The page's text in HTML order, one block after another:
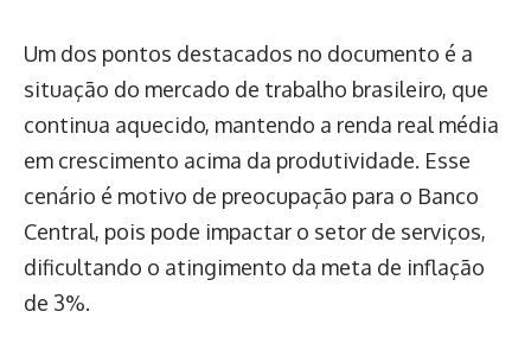
Um dos pontos destacados no documento é a
situação do mercado de trabalho brasileiro, que
continua aquecido, mantendo a renda real média
em crescimento acima da produtividade. Esse
cenário é motivo de preocupação para o Banco
Central, pois pode impactar o setor de serviços,
dificultando o atingimento da meta de inflação
de 3%.